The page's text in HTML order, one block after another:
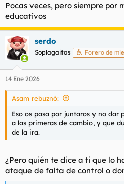
:
Pocas veces, pero siempre por
educativos
serdo
Soplagaitas Forero de
14 Ene 2026
Asam rebuznó:
Eso os pasa por juntaros y no
a las primeras de cambio, y que
de la ira.
¿Pero quién te dice a ti que lo
ataque de falta de control o